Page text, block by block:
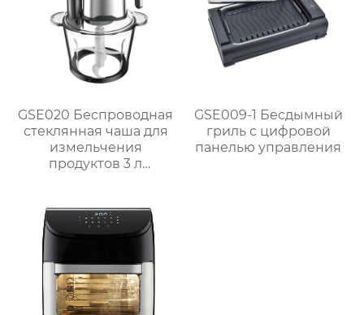
GSE020 Беспроводная
стеклянная чаша для
измельчения
продуктов 3 л
GSE009-1 Бесдымный
гриль с цифровой
панелью управления